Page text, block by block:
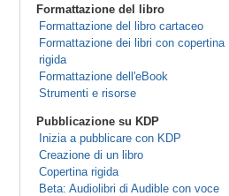
Formattazione del libro
Formattazione del libro cartaceo
Formattazione dei libri con copertina
rigida
Formattazione dell'eBook
Strumenti e risorse
Pubblicazione su KDP
Inizia a pubblicare con KDP
Creazione di un libro
Copertina rigida
Beta: Audiolibri di Audible con voce